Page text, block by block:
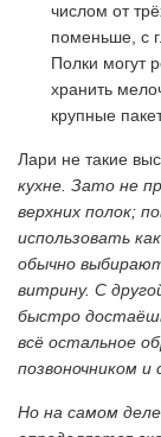
числом от
поменьше, с
Полки могут
хранить
крупные
Лари не такие
кухне. Зато не
верхних полок;
использовать
обычно
витрину. С
быстро
всё остальное
позвоночником и
Но на самом